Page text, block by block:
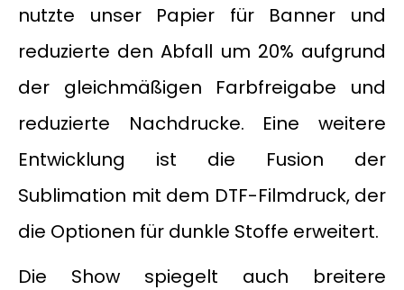
nutzte unser Papier für Banner und
reduzierte den Abfall um 20% aufgrund
der gleichmäßigen Farbfreigabe und
reduzierte Nachdrucke. Eine weitere
Entwicklung ist die Fusion der
Sublimation mit dem DTF-Filmdruck, der
die Optionen für dunkle Stoffe erweitert.
Die Show spiegelt auch breitere